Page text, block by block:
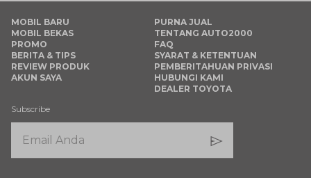
MOBIL BARU
MOBIL BEKAS
PROMO
BERITA & TIPS
REVIEW PRODUK
AKUN SAYA
PURNA JUAL
TENTANG AUTO2000
FAQ
SYARAT & KETENTUAN
PEMBERITAHUAN PRIVASI
HUBUNGI KAMI
DEALER TOYOTA
Subscribe